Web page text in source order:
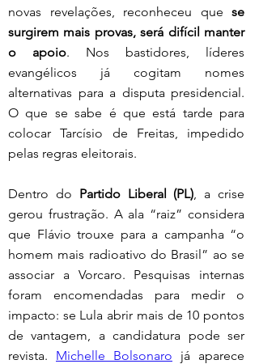
novas revelações, reconheceu que se
surgirem mais provas, será difícil manter
o apoio. Nos bastidores, líderes
evangélicos já cogitam nomes
alternativas para a disputa presidencial.
O que se sabe é que está tarde para
colocar Tarcísio de Freitas, impedido
pelas regras eleitorais.
Dentro do Partido Liberal (PL) , a crise
gerou frustração. A ala “raiz” considera
que Flávio trouxe para a campanha “o
homem mais radioativo do Brasil” ao se
associar a Vorcaro. Pesquisas internas
foram encomendadas para medir o
impacto: se Lula abrir mais de 10 pontos
de vantagem, a candidatura pode ser
revista. Michelle Bolsonaro já aparece